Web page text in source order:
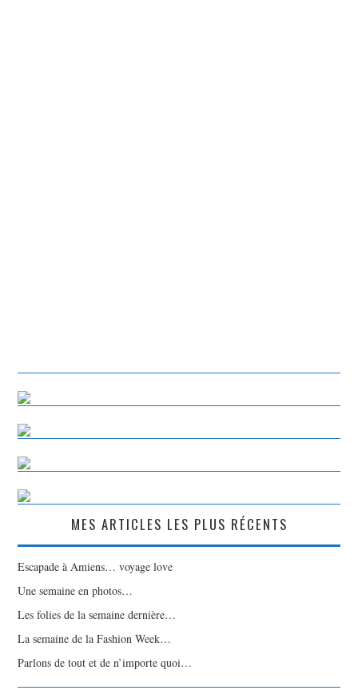
MES ARTICLES LES PLUS RÉCENTS
Escapade à Amiens… voyage love
Une semaine en photos…
Les folies de la semaine dernière…
La semaine de la Fashion Week…
Parlons de tout et de n’importe quoi…